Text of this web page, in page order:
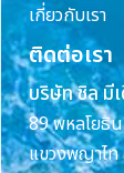
เกี่ยวกับเรา
ติดต่อเรา
บริษัท ชิล มี
89 พหลโยธิ
แขวงพญาไท